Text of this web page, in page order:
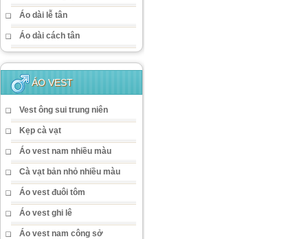
Áo dài lễ tân
Áo dài cách tân
ÁO VEST
Vest ông sui trung niên
Kẹp cà vạt
Áo vest nam nhiều màu
Cà vạt bản nhỏ nhiều màu
Áo vest đuôi tôm
Áo vest ghi lê
Áo vest nam công sở